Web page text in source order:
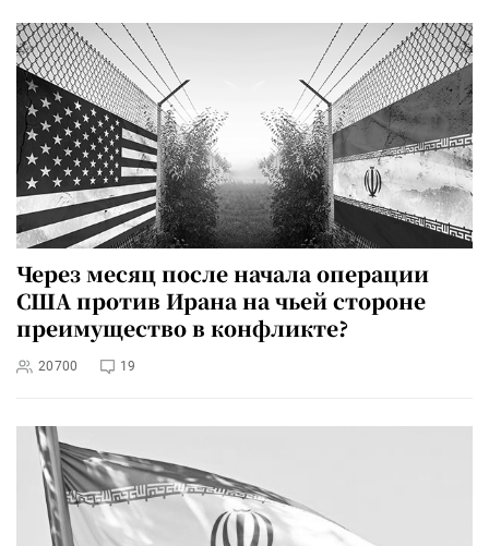
Через месяц после начала операции
США против Ирана на чьей стороне
преимущество в конфликте?
20700 19